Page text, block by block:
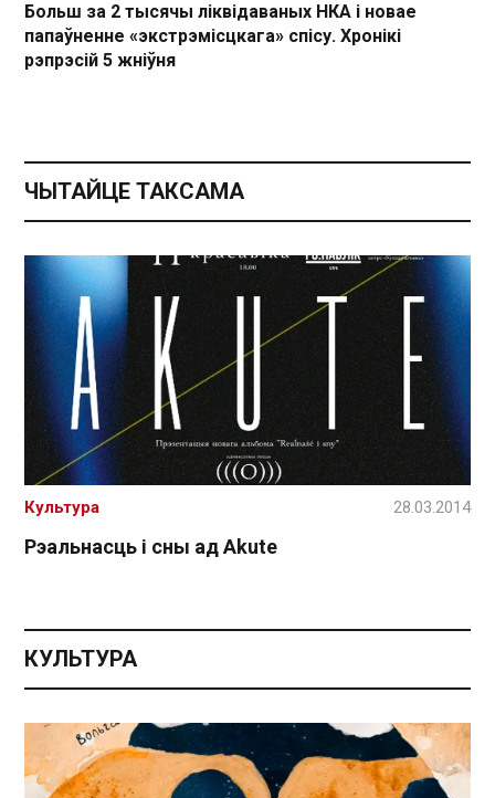
Больш за 2 тысячы ліквідаваных НКА і новае
папаўненне «экстрэмісцкага» спісу. Хронікі
рэпрэсій 5 жніўня
ЧЫТАЙЦЕ ТАКСАМА
Рэальнасць і сны ад Akute
Культура 28.03.2014
КУЛЬТУРА